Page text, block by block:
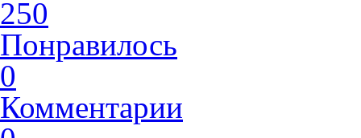
250
Понравилось
0
Комментарии